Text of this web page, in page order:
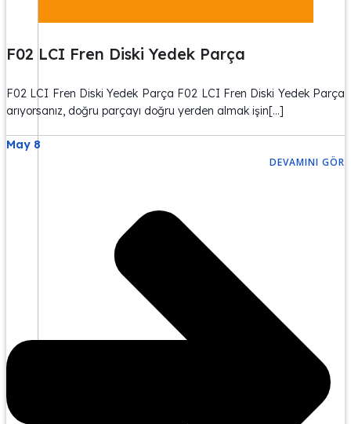
F02 LCI Fren Diski Yedek Parça
F02 LCI Fren Diski Yedek Parça F02 LCI Fren Diski Yedek Parça
arıyorsanız, doğru parçayı doğru yerden almak işin[…]
May 8
DEVAMINI GÖR